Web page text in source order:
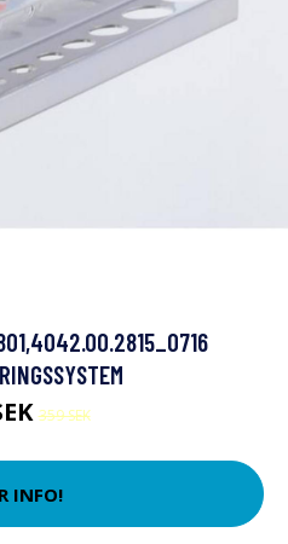
359 SEK
INFO!